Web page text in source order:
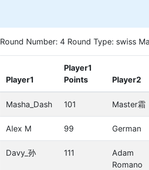
Round Number: 4 Round Type: swiss
Player1
Player1
Points
Player2
Masha_Dash 101 Master霜
Alex M 99 German
Davy_孙 111
Adam
Romano